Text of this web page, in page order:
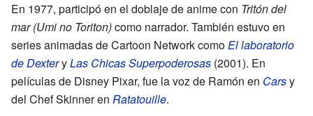
En 1977, participó en el doblaje de anime con Tritón del
mar (Umi no Toriton)como narrador. También estuvo en
series animadas de Cartoon Network comoEl laboratorio
de DexteryLas Chicas Superpoderosas (2001). En
películas de Disney Pixar, fue la voz de Ramón en Carsy
del Chef Skinner en Ratatouille.